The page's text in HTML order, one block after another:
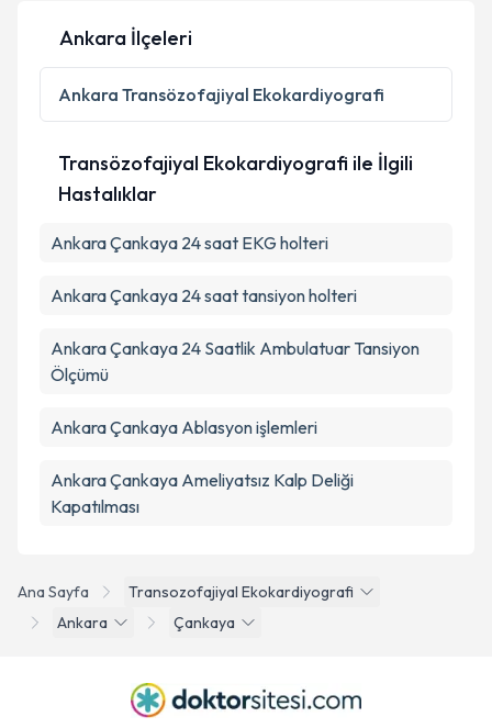
Ana Sayfa
Transozofajiyal Ekokardiyografi
Ankara
Çankaya
Ankara İlçeleri
Ankara Transözofajiyal Ekokardiyografi
Transözofajiyal Ekokardiyografi ile İlgili
Hastalıklar
Ankara Çankaya 24 saat EKG holteri
Ankara Çankaya 24 saat tansiyon holteri
Ankara Çankaya 24 Saatlik Ambulatuar Tansiyon
Ölçümü
Ankara Çankaya Ablasyon işlemleri
Ankara Çankaya Ameliyatsız Kalp Deliği
Kapatılması